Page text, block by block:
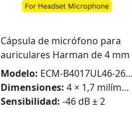
Cápsula de micrófono para
auriculares Harman de 4 mm
Modelo: ECM-B4017UL46-26479
Dimensiones: 4 × 1,7 milímetros
Sensibilidad: -46 dB ± 2